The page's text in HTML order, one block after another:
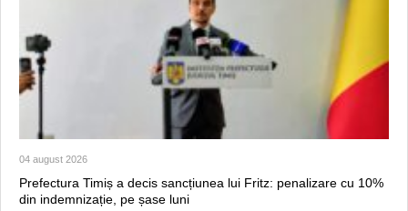
04 august 2026
Prefectura Timiș a decis sancțiunea lui Fritz: penalizare cu 10%
din indemnizație, pe șase luni